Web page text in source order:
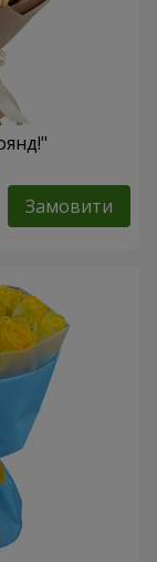
Замовити